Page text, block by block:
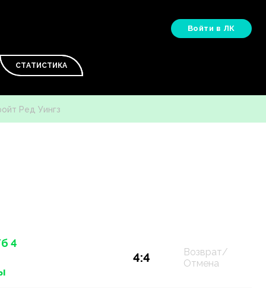
Войти в ЛК
СТАТИСТИКА
Ред Уингз
4
4:4
Возврат/
Отмена